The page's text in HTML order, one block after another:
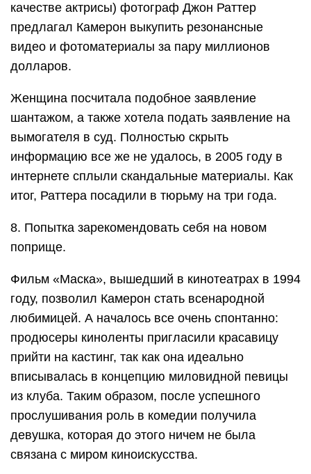
качестве актрисы) фотограф Джон Раттер
предлагал Камерон выкупить резонансные
видео и фотоматериалы за пару миллионов
долларов.
Женщина посчитала подобное заявление
шантажом, а также хотела подать заявление на
вымогателя в суд. Полностью скрыть
информацию все же не удалось, в 2005 году в
интернете сплыли скандальные материалы. Как
итог, Раттера посадили в тюрьму на три года.
8. Попытка зарекомендовать себя на новом
поприще.
Фильм «Маска», вышедший в кинотеатрах в 1994
году, позволил Камерон стать всенародной
любимицей. А началось все очень спонтанно:
продюсеры киноленты пригласили красавицу
прийти на кастинг, так как она идеально
вписывалась в концепцию миловидной певицы
из клуба. Таким образом, после успешного
прослушивания роль в комедии получила
девушка, которая до этого ничем не была
связана с миром киноискусства.